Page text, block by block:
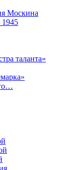
Москина
таланта»